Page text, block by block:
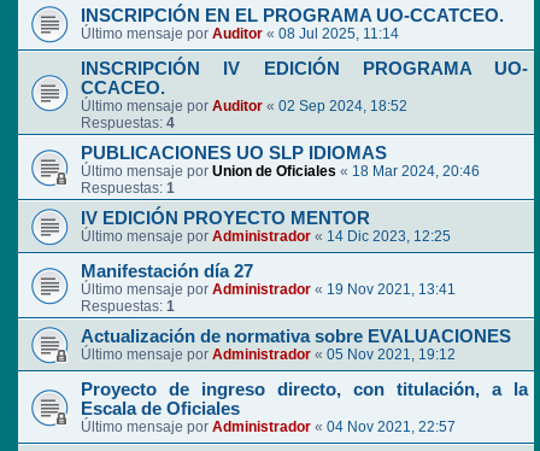
INSCRIPCIÓN EN EL PROGRAMA UO-CCATCEO.
Último mensaje por Auditor « 08 Jul 2025, 11:14
INSCRIPCIÓN IV EDICIÓN PROGRAMA UO-
CCACEO.
Último mensaje por Auditor « 02 Sep 2024, 18:52
Respuestas: 4
PUBLICACIONES UO SLP IDIOMAS
Último mensaje por Union de Oficiales « 18 Mar 2024, 20:46
Respuestas: 1
IV EDICIÓN PROYECTO MENTOR
Último mensaje por Administrador « 14 Dic 2023, 12:25
Manifestación día 27
Último mensaje por Administrador « 19 Nov 2021, 13:41
Respuestas: 1
Actualización de normativa sobre EVALUACIONES
Último mensaje por Administrador « 05 Nov 2021, 19:12
Proyecto de ingreso directo, con titulación, a la
Escala de Oficiales
Último mensaje por Administrador « 04 Nov 2021, 22:57